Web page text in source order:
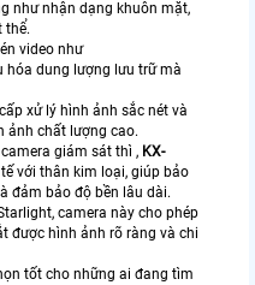
như nhận dạng khuôn mặt,
thể.
video như
hóa dung lượng lưu trữ mà
xử lý hình ảnh sắc nét và
ảnh chất lượng cao.
giám sát thì , KX-
với thân kim loại, giúp bảo
đảm bảo độ bền lâu dài.
camera này cho phép
được hình ảnh rõ ràng và chi
tốt cho những ai đang tìm